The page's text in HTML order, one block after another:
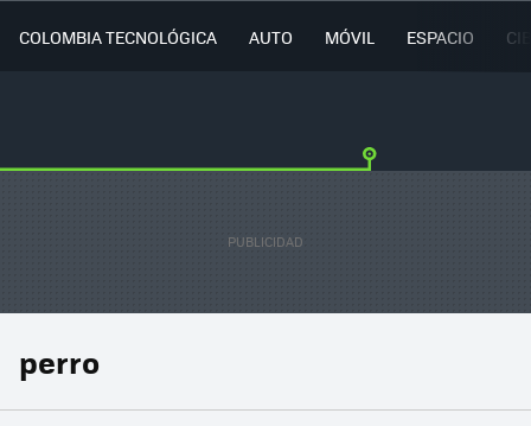
COLOMBIA TECNOLÓGICA AUTO MÓVIL ESPACIO
perro